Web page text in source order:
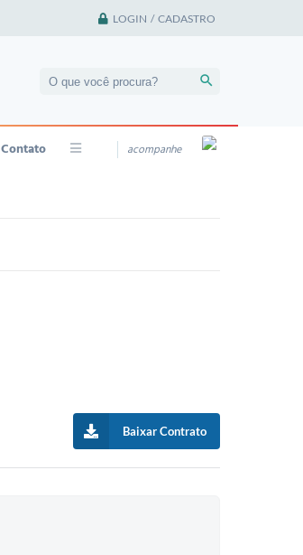
LOGIN / CADASTRO
Contato acompanhe
Baixar Contrato